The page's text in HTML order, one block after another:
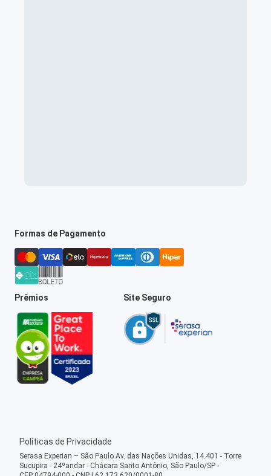
Formas de Pagamento
Prêmios Site Seguro
Políticas de Privacidade
Serasa Experian – São Paulo Av. das Nações Unidas, 14.401 - Torre
Sucupira - 24ºandar - Chácara Santo Antônio, São Paulo/SP -